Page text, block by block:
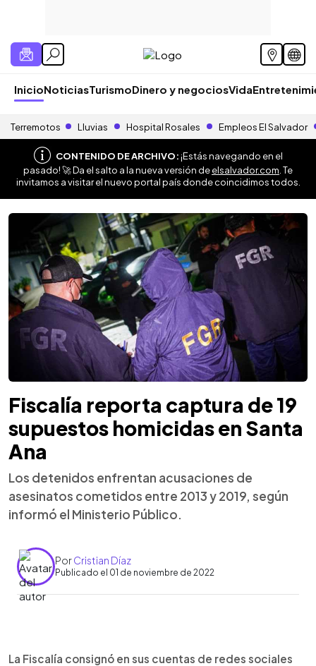
InicioNoticiasTurismoDinero y negociosVida
Terremotos Lluvias Hospital Rosales Empleos El Salvador
CONTENIDO DE ARCHIVO:¡Estás navegando en el
pasado! 🚀 Da el salto a la nueva versión deelsalvador.com . Te
invitamos a visitar el nuevo portal país donde coincidimos todos.
Fiscalía reporta captura de 19
supuestos homicidas en Santa
Ana
Los detenidos enfrentan acusaciones de
asesinatos cometidos entre 2013 y 2019, según
informó el Ministerio Público.
PorCristian Díaz
Publicado el 01 de noviembre de 2022
► Escuchar artículo
La Fiscalía consignó en sus cuentas de redes sociales